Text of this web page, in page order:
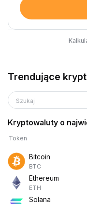
Trendujące
Szukaj
Kryptowaluty o
Token
Bitcoin
BTC
Ethereum
ETH
Solana